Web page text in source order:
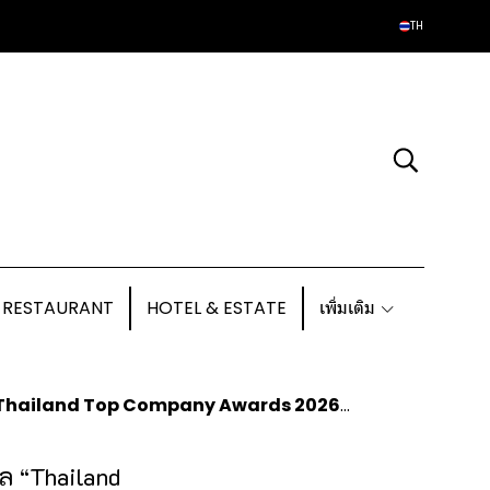
TH
HOTEL & ESTATE เพิ่มเติม
Awards 2026” สาขา Best Customer Experience
“Thailand